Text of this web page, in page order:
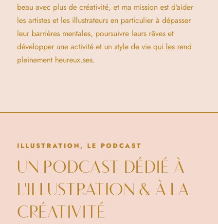
beau avec plus de créativité, et ma mission est d’aider
les artistes et les illustrateurs en particulier à dépasser
leur barrières mentales, poursuivre leurs rêves et
développer une activité et un style de vie qui les rend
pleinement heureux.ses.
ILLUSTRATION, LE PODCAST
UN PODCAST DÉDIÉ À
L'ILLUSTRATION & À LA
CRÉATIVITÉ